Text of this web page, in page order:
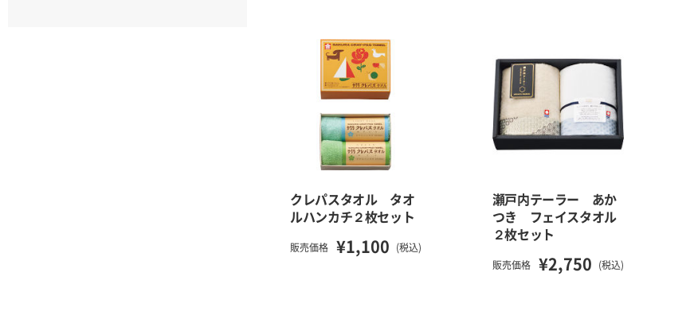
クレパスタオル タオ
ルハンカチ２枚セット
販売価格 ¥1,100 (税込)
瀬戸内テーラー あか
つき フェイスタオル
２枚セット
販売価格 ¥2,750 (税込)